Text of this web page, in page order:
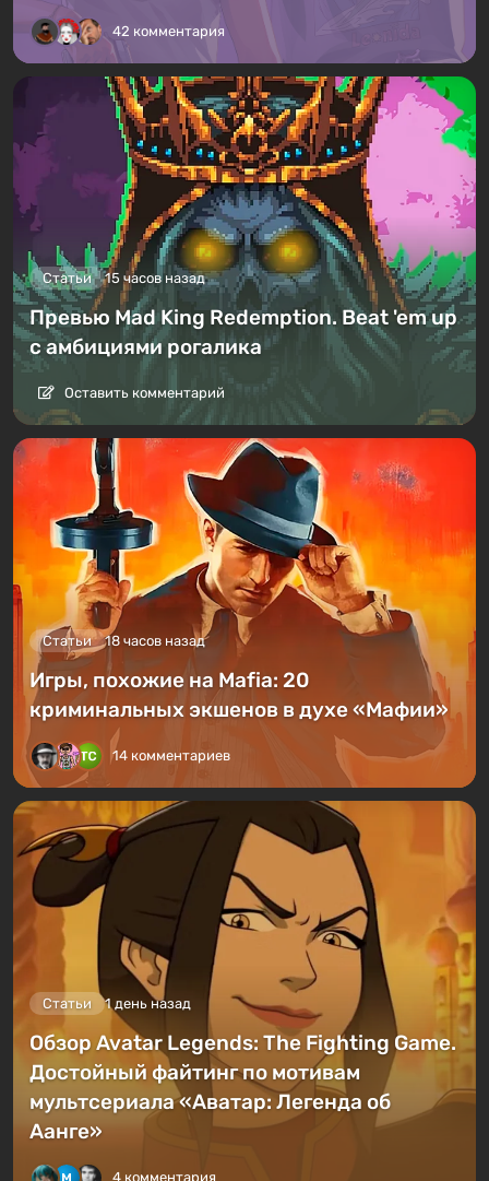
42 комментария
Статьи 15 часов назад
Превью Mad King Redemption. Beat 'em up
с амбициями рогалика
Оставить комментарий
Статьи 18 часов назад
Игры, похожие на Mafia: 20
криминальных экшенов в духе «Мафии»
14 комментариев
Статьи 1 день назад
Обзор Avatar Legends: The Fighting Game.
Достойный файтинг по мотивам
мультсериала «Аватар: Легенда об
Аанге»
4 комментария